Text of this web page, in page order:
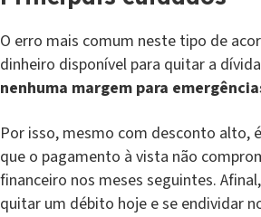
O erro mais comum neste tipo de
dinheiro disponível para quitar a
nenhuma margem para
Por isso, mesmo com desconto alto,
que o pagamento à vista não
financeiro nos meses seguintes.
quitar um débito hoje e se endividar